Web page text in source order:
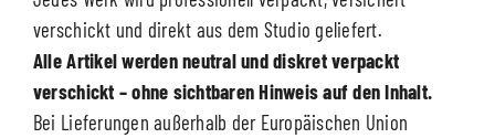
verschickt und direkt aus dem Studio geliefert.
Alle Artikel werden neutral und diskret verpackt
verschickt – ohne sichtbaren Hinweis auf den Inhalt.
Bei Lieferungen außerhalb der Europäischen Union